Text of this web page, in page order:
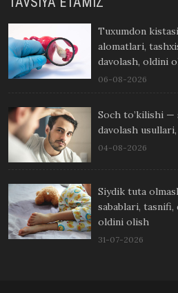
Tuxumdon
alomatlari,
davolash, oldini
06-08-2026
Soch to’kilishi —
davolash
04-08-2026
Siydik tuta
sabablari, tasnifi,
oldini olish
31-07-2026